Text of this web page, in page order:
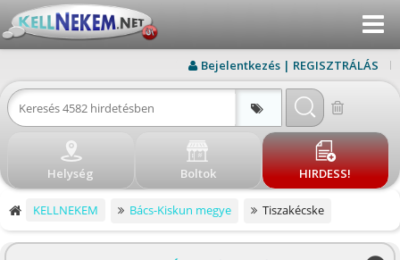
Menu
BEJELENTKEZÉS
REGISZTRÁLÁS
Bejelentkezés | REGISZTRÁLÁS
Helység Boltok HIRDESS!
KELLNEKEM Bács-Kiskun megye Tiszakécske